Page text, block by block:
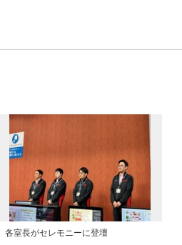
各室長がセレモニーに登壇